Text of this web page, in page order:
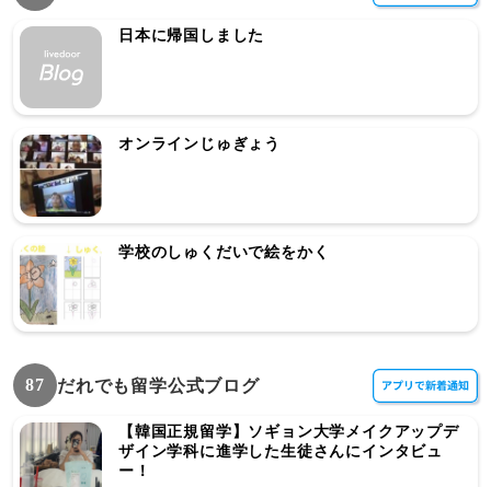
日本に帰国しました
オンラインじゅぎょう
学校のしゅくだいで絵をかく
87 だれでも留学公式ブログ
【韓国正規留学】ソギョン大学メイクアップデ
ザイン学科に進学した生徒さんにインタビュ
ー！